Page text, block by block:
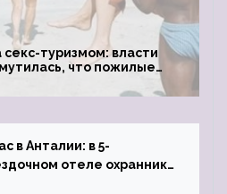
туризмом: власти
что пожилые
едут к ним, чтобы
любовниками
в Анталии: в 5-
отеле охранник